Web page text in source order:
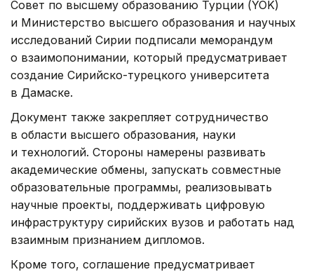
Совет по высшему образованию Турции (YÖK)
и Министерство высшего образования и научных
исследований Сирии подписали меморандум
о взаимопонимании, который предусматривает
создание Сирийско-турецкого университета
в Дамаске.
Документ также закрепляет сотрудничество
в области высшего образования, науки
и технологий. Стороны намерены развивать
академические обмены, запускать совместные
образовательные программы, реализовывать
научные проекты, поддерживать цифровую
инфраструктуру сирийских вузов и работать над
взаимным признанием дипломов.
Кроме того, соглашение предусматривает